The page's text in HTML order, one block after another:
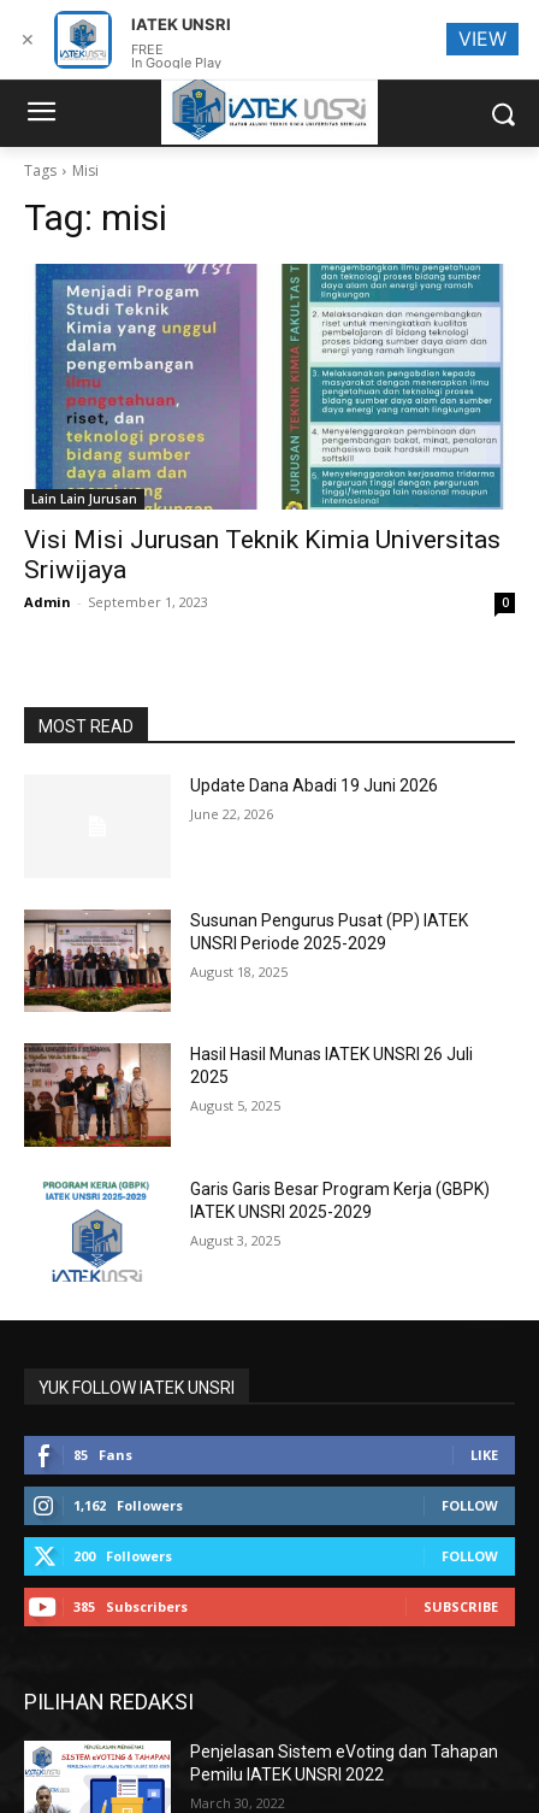
Tags Misi
Tag: misi
Lain Lain Jurusan
Visi Misi Jurusan Teknik Kimia Universitas
Sriwijaya
Admin - September 1, 2023 0
MOST READ
Update Dana Abadi 19 Juni 2026
June 22, 2026
Susunan Pengurus Pusat (PP) IATEK
UNSRI Periode 2025-2029
August 18, 2025
Hasil Hasil Munas IATEK UNSRI 26 Juli
2025
August 5, 2025
Garis Garis Besar Program Kerja (GBPK)
IATEK UNSRI 2025-2029
August 3, 2025
YUK FOLLOW IATEK UNSRI
85 Fans LIKE
1,162 Followers FOLLOW
200 Followers FOLLOW
385 Subscribers SUBSCRIBE
PILIHAN REDAKSI
Penjelasan Sistem eVoting dan Tahapan
Pemilu IATEK UNSRI 2022
March 30, 2022
✕
IATEK UNSRI
FREE
In Google Play
VIEW